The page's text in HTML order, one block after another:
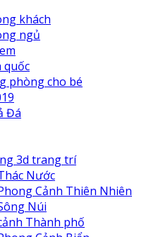
khách
ngủ
quốc
phòng cho bé
Đá
3d trang trí
Nước
Cảnh Thiên Nhiên
Núi
Thành phố